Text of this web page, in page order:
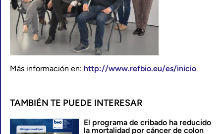
Más información en: http://www.refbio.eu/es/inicio
TAMBIÉN TE PUEDE INTERESAR
El programa de cribado ha reducido
la mortalidad por cáncer de colon